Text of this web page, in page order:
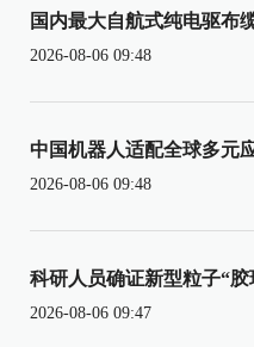
国内最大自航式纯电驱布
2026-08-06 09:48
中国机器人适配全球多元
2026-08-06 09:48
科研人员确证新型粒子“胶
2026-08-06 09:47